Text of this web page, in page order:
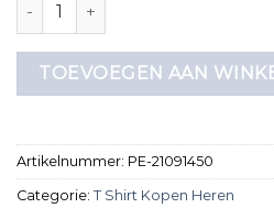
TOEVOEGEN AAN
Artikelnummer: PE-21091450
Categorie: T Shirt Kopen Heren